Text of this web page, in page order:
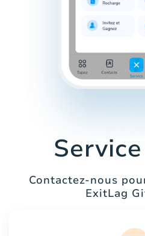
Contactez-nous
ExitLag